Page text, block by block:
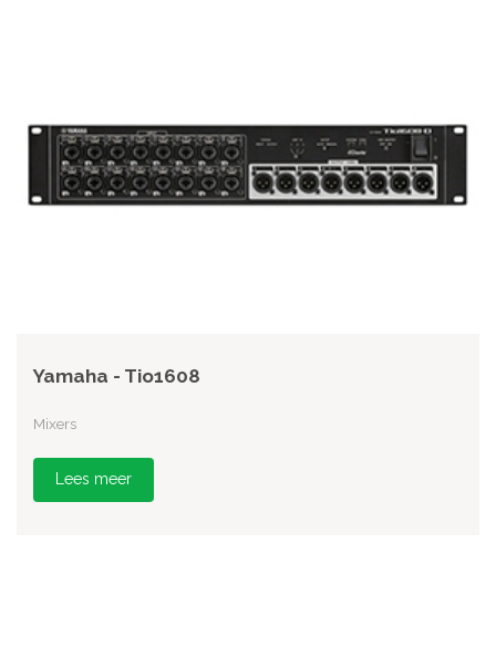
Yamaha - Tio1608
Mixers
Lees meer